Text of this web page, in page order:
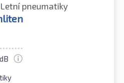
Letní pneumatiky